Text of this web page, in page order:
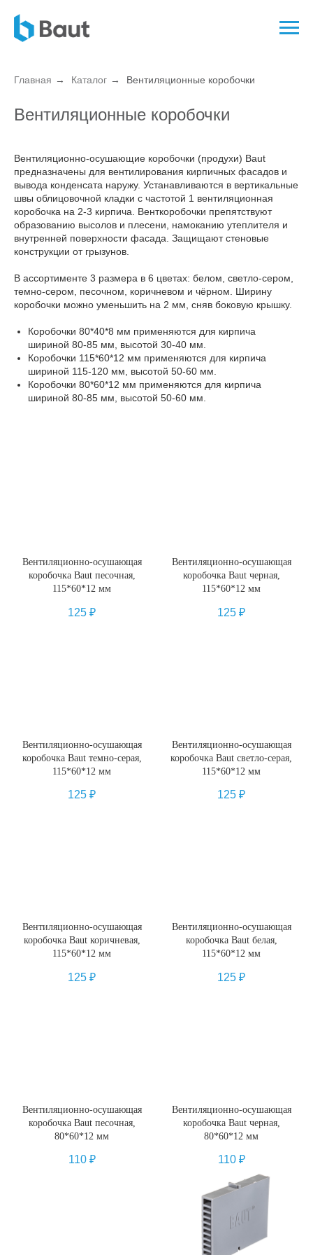
Главная → Каталог → Вентиляционные коробочки
Вентиляционные коробочки
Вентиляционно-осушающие коробочки (продухи) Baut
предназначены для вентилирования кирпичных фасадов и
вывода конденсата наружу. Устанавливаются в вертикальные
швы облицовочной кладки с частотой 1 вентиляционная
коробочка на 2-3 кирпича. Венткоробочки препятствуют
образованию высолов и плесени, намоканию утеплителя и
внутренней поверхности фасада. Защищают стеновые
конструкции от грызунов.
В ассортименте 3 размера в 6 цветах: белом, светло-сером,
темно-сером, песочном, коричневом и чёрном. Ширину
коробочки можно уменьшить на 2 мм, сняв боковую крышку.
Коробочки 80*40*8 мм применяются для кирпича
шириной 80-85 мм, высотой 30-40 мм.
Коробочки 115*60*12 мм применяются для кирпича
шириной 115-120 мм, высотой 50-60 мм.
Коробочки 80*60*12 мм применяются для кирпича
шириной 80-85 мм, высотой 50-60 мм.
Вентиляционно-осушающая
коробочка Baut песочная,
115*60*12 мм
125 ₽
Вентиляционно-осушающая
коробочка Baut черная,
115*60*12 мм
125 ₽
Вентиляционно-осушающая
коробочка Baut темно-серая,
115*60*12 мм
125 ₽
Вентиляционно-осушающая
коробочка Baut светло-серая,
115*60*12 мм
125 ₽
Вентиляционно-осушающая
коробочка Baut коричневая,
115*60*12 мм
125 ₽
Вентиляционно-осушающая
коробочка Baut белая,
115*60*12 мм
125 ₽
Вентиляционно-осушающая
коробочка Baut песочная,
80*60*12 мм
110 ₽
Вентиляционно-осушающая
коробочка Baut черная,
80*60*12 мм
110 ₽